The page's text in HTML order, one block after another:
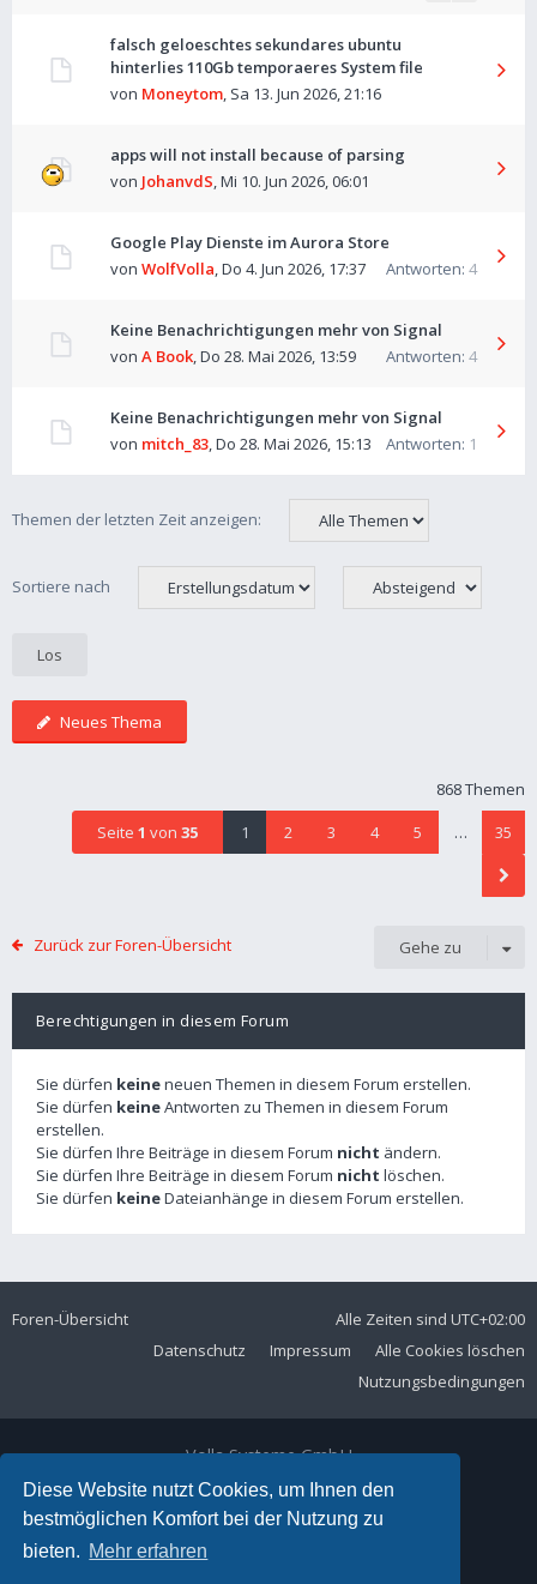
Diese Website nutzt Cookies, um Ihnen den
bestmöglichen Komfort bei der Nutzung zu
bieten. Mehr erfahren
falsch geloeschtes sekundares ubuntu
hinterlies 110Gb temporaeres System file
von Moneytom, Sa 13. Jun 2026, 21:16
apps will not install because of parsing
von JohanvdS,Mi 10. Jun 2026, 06:01
Google Play Dienste im Aurora Store
Antworten: 4
von WolfVolla,Do 4. Jun 2026, 17:37
Keine Benachrichtigungen mehr von Signal
Antworten: 4
von A Book,Do 28. Mai 2026, 13:59
Keine Benachrichtigungen mehr von Signal
Antworten: 1
von mitch_83,Do 28. Mai 2026, 15:13
Themen der letzten Zeit anzeigen:
Sortiere nach
Neues Thema
868 Themen
Seite 1 von 35 1 2 3 4 5 … 35
Zurück zur Foren-Übersicht Gehe zu
Berechtigungen in diesem Forum
Sie dürfen keineneuen Themen in diesem Forum erstellen.
Sie dürfen keineAntworten zu Themen in diesem Forum
erstellen.
Sie dürfen Ihre Beiträge in diesem Forum nicht ändern.
Sie dürfen Ihre Beiträge in diesem Forum nicht löschen.
Sie dürfen keineDateianhänge in diesem Forum erstellen.
Foren-Übersicht Alle Zeiten sind UTC+02:00
Alle Cookies löschen
Impressum
Datenschutz
Nutzungsbedingungen
Volla Systeme GmbH
Kölner Straße 102
42897 Remscheid
Telefon:+49 2191 59897 61
E-Mail: